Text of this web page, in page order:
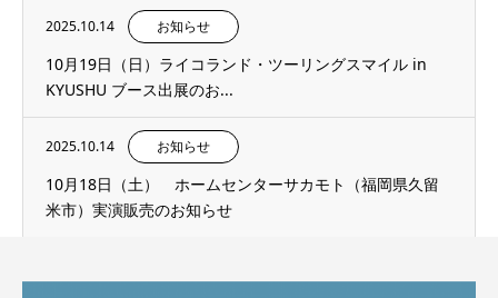
2025.10.14 お知らせ
10月19日（日）ライコランド・ツーリングスマイル in
KYUSHU ブース出展のお...
2025.10.14 お知らせ
10月18日（土） ホームセンターサカモト（福岡県久留
米市）実演販売のお知らせ